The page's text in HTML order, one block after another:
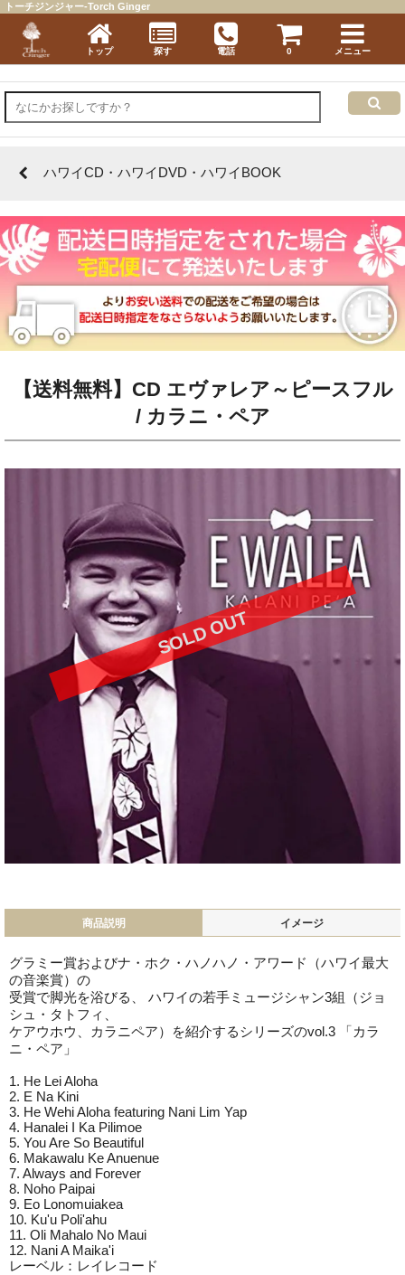
ハワイCD・ハワイDVD・ハワイBOOK
【送料無料】CD エヴァレア～ピースフル
/ カラニ・ペア
SOLD OUT
商品説明 イメージ
グラミー賞およびナ・ホク・ハノハノ・アワード（ハワイ最大
の音楽賞）の
受賞で脚光を浴びる、 ハワイの若手ミュージシャン3組（ジョ
シュ・タトフィ、
ケアウホウ、カラニペア）を紹介するシリーズのvol.3 「カラ
ニ・ペア」
1. He Lei Aloha
2. E Na Kini
3. He Wehi Aloha featuring Nani Lim Yap
4. Hanalei I Ka Pilimoe
5. You Are So Beautiful
6. Makawalu Ke Anuenue
7. Always and Forever
8. Noho Paipai
9. Eo Lonomuiakea
10. Ku'u Poli'ahu
11. Oli Mahalo No Maui
12. Nani A Maika'i
レーベル：レイレコード
トーチジンジャー-Torch Ginger
トップ 探す 電話 0 メニュー